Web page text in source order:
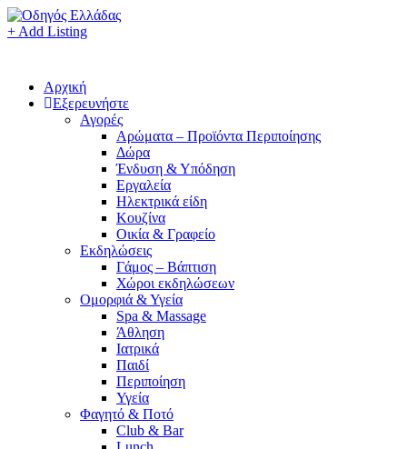
+ Add Listing
Αρχική
Εξερευνήστε
Αγορές
Αρώματα – Προϊόντα Περιποίησης
Δώρα
Ένδυση & Υπόδηση
Εργαλεία
Ηλεκτρικά είδη
Κουζίνα
Οικία & Γραφείο
Εκδηλώσεις
Γάμος – Βάπτιση
Χώροι εκδηλώσεων
Ομορφιά & Υγεία
Spa & Massage
Άθληση
Ιατρικά
Παιδί
Περιποίηση
Υγεία
Φαγητό & Ποτό
Club & Bar